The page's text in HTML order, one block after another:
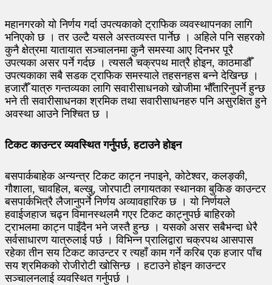
महानगरको यो निर्णय गर्दा उपत्यकाको ट्राफिक व्यवस्थापनका लागि
भनिएको छ । तर उल्टै यसले अस्तव्यस्त पार्नेछ । अहिले पनि सहरको
कुनै क्षेत्रमा यातायात सञ्चालनमा कुनै समस्या आए दिनभर पूरै
उपत्यका असर पर्ने गर्दछ । त्यसलै चक्रपथ मात्रै होइन, काठमाडौँ
उपत्यकाका सबै सडक ट्राफिक समस्याले तहसनहस बन्ने देखिन्छ ।
हजारौँ यात्रु गन्तव्यका लागि सवारीसाधनको खोजीमा भौँतारिनुपर्ने हुन्छ
भने ती सवारीसाधनका श्रमिक तथा सवारीसाधनहरु पनि असुरक्षित हुने
अवस्था आउने निश्चित छ ।
टिकट काउन्टर व्यवस्थित गर्नुपर्छ, हटाउने होइन
बसपार्कबाहेक अन्यन्त्र टिकट काट्न नपाइने, कोटेश्वर, कलङ्की,
गौशाला, चावहिल, बल्खु, जोरपाटी लगायतका स्थानका बुकिङ काउन्टर
बसपार्कभित्रै लैजानुपर्ने निर्णय अव्यावहारिक छ । यो निर्णयले
हवाईजहाज चढ्न विमानस्थलमै गएर टिकट काट्नुपर्छ बाहिरको
ट्राभलमा काट्न पाइँदैन भने जस्तै हुन्छ । यसको असर सबैभन्दा धेरै
सर्वसाधारण यात्रुलाई पर्छ । विभिन्न प्रालिद्वारा चक्रपथ आसपास
रहेका तीन सय टिकट काउन्टर र त्यहाँ काम गर्ने करिब एक हजार पाँच
सय श्रमिकको रोजीरोटी खोसिन्छ । हटाउने होइन काउन्टर
सञ्चालनलाई व्यवस्थित गर्नुपर्छ ।